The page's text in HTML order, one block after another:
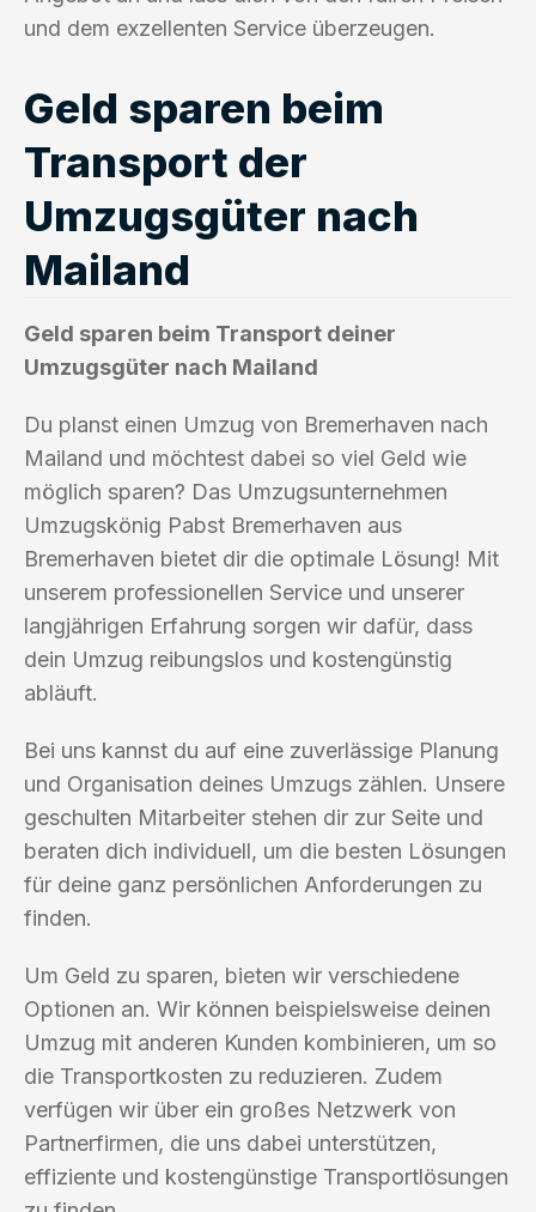
und dem exzellenten Service überzeugen.
Geld sparen beim
Transport der
Umzugsgüter nach
Mailand
Geld sparen beim Transport deiner
Umzugsgüter nach Mailand
Du planst einen Umzug von Bremerhaven nach
Mailand und möchtest dabei so viel Geld wie
möglich sparen? Das Umzugsunternehmen
Umzugskönig Pabst Bremerhaven aus
Bremerhaven bietet dir die optimale Lösung! Mit
unserem professionellen Service und unserer
langjährigen Erfahrung sorgen wir dafür, dass
dein Umzug reibungslos und kostengünstig
abläuft.
Bei uns kannst du auf eine zuverlässige Planung
und Organisation deines Umzugs zählen. Unsere
geschulten Mitarbeiter stehen dir zur Seite und
beraten dich individuell, um die besten Lösungen
für deine ganz persönlichen Anforderungen zu
finden.
Um Geld zu sparen, bieten wir verschiedene
Optionen an. Wir können beispielsweise deinen
Umzug mit anderen Kunden kombinieren, um so
die Transportkosten zu reduzieren. Zudem
verfügen wir über ein großes Netzwerk von
Partnerfirmen, die uns dabei unterstützen,
effiziente und kostengünstige Transportlösungen